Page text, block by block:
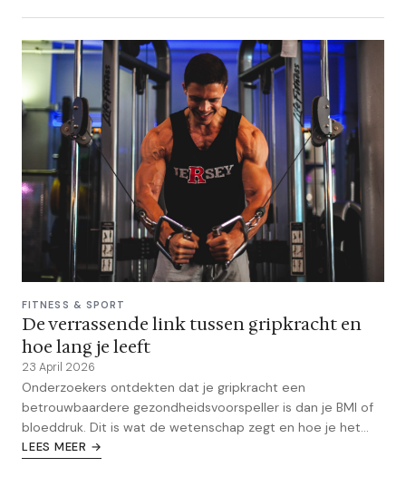
FITNESS & SPORT
De verrassende link tussen gripkracht en
hoe lang je leeft
23 April 2026
Onderzoekers ontdekten dat je gripkracht een
betrouwbaardere gezondheidsvoorspeller is dan je BMI of
bloeddruk. Dit is wat de wetenschap zegt en hoe je het
verbetert.
LEES MEER →